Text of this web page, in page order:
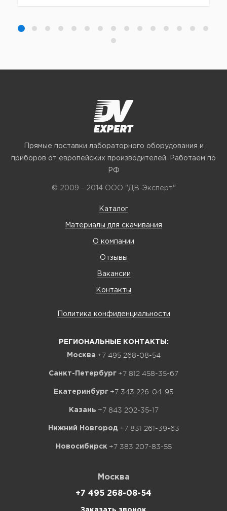
Прямые поставки лабораторного оборудования и
приборов от европейских производителей. Работаем по
РФ
© 2009 - 2014 ООО "ДВ-Эксперт"
Каталог
Материалы для скачивания
О компании
Отзывы
Вакансии
Контакты
Политика конфиденциальности
РЕГИОНАЛЬНЫЕ КОНТАКТЫ:
Москва +7 495 268-08-54
Санкт-Петербург +7 812 458-35-67
Екатеринбург +7 343 226-04-95
Казань +7 843 202-35-17
Нижний Новгород +7 831 261-39-63
Новосибирск +7 383 207-83-55
Москва
+7 495 268-08-54